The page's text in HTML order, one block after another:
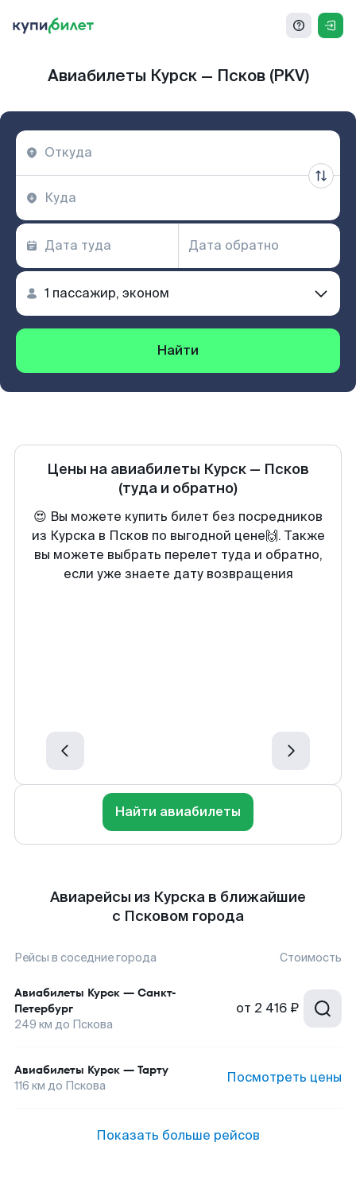
Авиабилеты Курск — Псков (PKV)
Найти
Цены на авиабилеты Курск — Псков
(туда и обратно)
😍 Вы можете купить билет без посредников
из Курска в Псков по выгодной цене🙌. Также
вы можете выбрать перелет туда и обратно,
если уже знаете дату возвращения
Найти авиабилеты
Авиарейсы из Курска в ближайшие
с Псковом города
Рейсы в соседние города Стоимость
Авиабилеты Курск — Санкт-
Петербург
249 км до Пскова
от 2 416 ₽
Авиабилеты Курск — Тарту
116 км до Пскова Посмотреть цены
Показать больше рейсов